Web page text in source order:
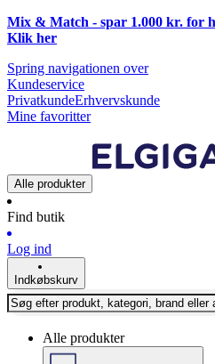
Mix & Match - spar 1.000 kr. for
Klik her
Spring navigationen over
Kundeservice
PrivatkundeErhvervskunde
Mine favoritter
Alle produkter
Find butik
Log ind
Indkøbskurv
Alle produkter